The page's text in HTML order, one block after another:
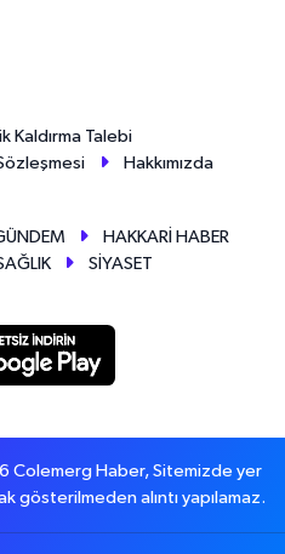
Kaldırma Talebi
Hakkımızda
HAKKARİ HABER
SİYASET
Colemerg Haber, Sitemizde yer
gösterilmeden alıntı yapılamaz.